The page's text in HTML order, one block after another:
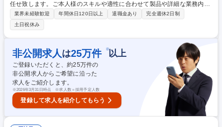
任せ致します。ご本人様のスキルや適性に合わせて製品や詳細な業務内容
を決定致します。【具体的には】（回路・ハードウェア設計）■電気設計
主担当としての開発プロジェクト運営■ 電気回路設計■電源回路設計■完成
品評価■信頼性評価■カメラ開発■映像プロセッサ開発（表示デバイス開
発）（機構設計）■機構設計■取扱説明書作成（ソフトウェア開発）■アプ
リケーションソフトウェア開発■アプリケーションソフトウェア開発（カ
メラ関連）■ファームウェア設計 ■IoTソフト開発 募集職種 【WEB面接
可】【石川/白山市】商品設計開発 年休125日/福利厚生充実
業界未経験歓迎 年間休日120日以上 退職金あり
完全週休2日制
土日祝休み
非公開求人 は25万件 ※以上
ご登録いただくと、約25万件の
非公開求人からご希望に沿った
求人をご紹介します。
※2026年3月31日時点 ※求人数＝採用予定人数
登録して求人を紹介してもらう